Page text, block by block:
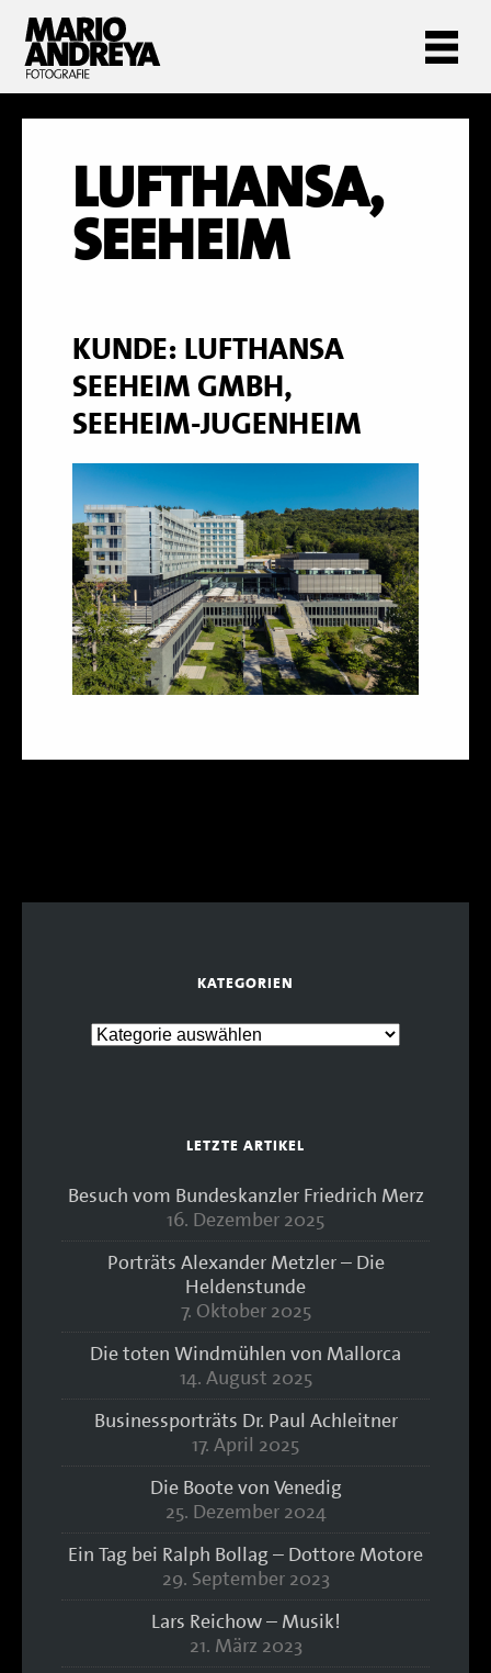
LUFTHANSA,
SEEHEIM
KUNDE: LUFTHANSA
SEEHEIM GMBH,
SEEHEIM-JUGENHEIM
KATEGORIEN
LETZTE ARTIKEL
Besuch vom Bundeskanzler Friedrich Merz
16. Dezember 2025
Porträts Alexander Metzler – Die
Heldenstunde
7. Oktober 2025
Die toten Windmühlen von Mallorca
14. August 2025
Businessporträts Dr. Paul Achleitner
17. April 2025
Die Boote von Venedig
25. Dezember 2024
Ein Tag bei Ralph Bollag – Dottore Motore
29. September 2023
Lars Reichow – Musik!
21. März 2023